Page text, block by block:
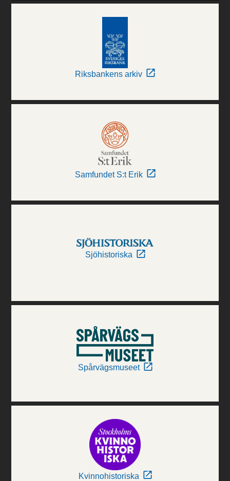
Riksbankens arkiv
Samfundet S:t Erik
Sjöhistoriska
Spårvägsmuseet
Kvinnohistoriska